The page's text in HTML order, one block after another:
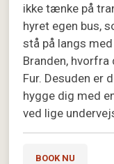
ikke tænke på
hyret egen bus,
stå på langs
Branden,
Fur. Desuden er
hygge dig med
ved lige
BOOK NU